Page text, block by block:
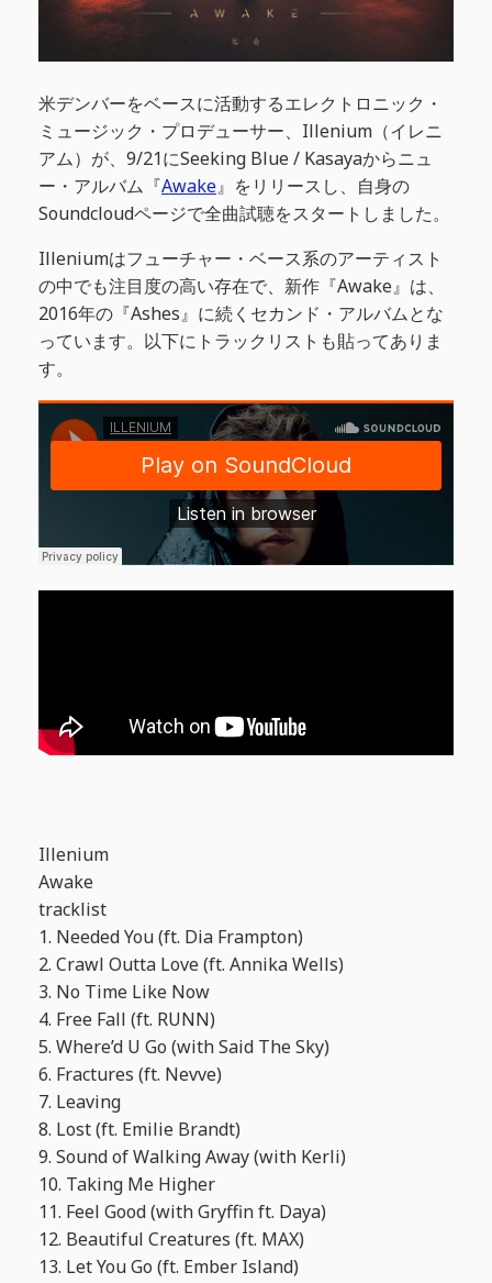
米デンバーをベースに活動するエレクトロニック・
ミュージック・プロデューサー、Illenium（イレニ
アム）が、9/21にSeeking Blue / Kasayaからニュ
ー・アルバム『Awake』をリリースし、自身の
Soundcloudページで全曲試聴をスタートしました。
Illeniumはフューチャー・ベース系のアーティスト
の中でも注目度の高い存在で、新作『Awake』は、
2016年の『Ashes』に続くセカンド・アルバムとな
っています。以下にトラックリストも貼ってありま
す。
Illenium
Awake
tracklist
1. Needed You (ft. Dia Frampton)
2. Crawl Outta Love (ft. Annika Wells)
3. No Time Like Now
4. Free Fall (ft. RUNN)
5. Where’d U Go (with Said The Sky)
6. Fractures (ft. Nevve)
7. Leaving
8. Lost (ft. Emilie Brandt)
9. Sound of Walking Away (with Kerli)
10. Taking Me Higher
11. Feel Good (with Gryffin ft. Daya)
12. Beautiful Creatures (ft. MAX)
13. Let You Go (ft. Ember Island)